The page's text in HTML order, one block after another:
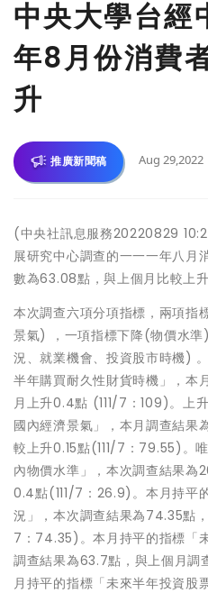
中央大學台
年8月份消費
升
推廣新聞稿 Aug 29,2022
(中央社訊息服務20220829
展研究中心調查的一一一年八
數為63.08點，與上個月比較上
本次調查六項分項指標，兩項指
景氣) ，一項指標下降(物價水
況、就業機會、投資股市時機)
半年購買耐久性財貨時機」，本
月上升0.4點 (111/7：109)。上
國內經濟景氣」，本月調查結果
較上升0.15點(111/7：79.55)。
內物價水準」，本次調查結果為
0.4點(111/7：26.9)。本月持平
況」，本次調查結果為74.35點
7：74.35)。本月持平的指標「
調查結果為63.7點，與上個月調
月持平的指標「未來半年投資股